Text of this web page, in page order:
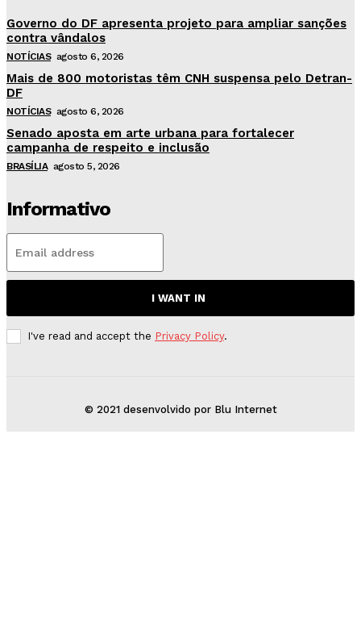
Governo do DF apresenta projeto para ampliar sanções
contra vândalos
NOTÍCIAS agosto 6, 2026
Mais de 800 motoristas têm CNH suspensa pelo Detran-
DF
NOTÍCIAS agosto 6, 2026
Senado aposta em arte urbana para fortalecer
campanha de respeito e inclusão
BRASÍLIA agosto 5, 2026
Informativo
I WANT IN
I've read and accept the Privacy Policy.
© 2021 desenvolvido por Blu Internet